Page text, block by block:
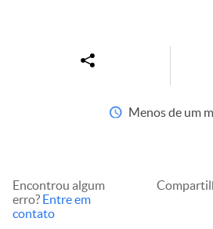
Menos de um
Encontrou algum
erro? Entre em
contato